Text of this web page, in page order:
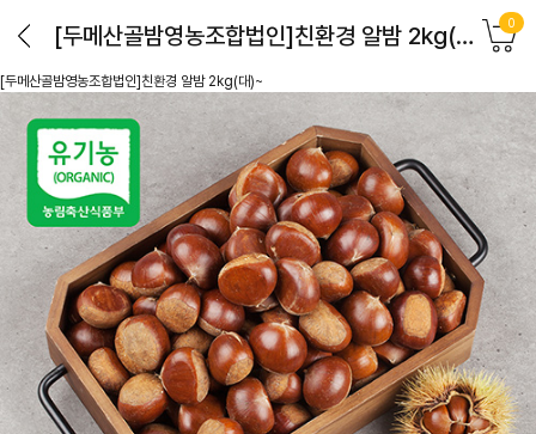
[두메산골밤영농조합법인]친환경 알밤 2kg(대)~ 0
[두메산골밤영농조합법인]친환경 알밤 2kg(대)~